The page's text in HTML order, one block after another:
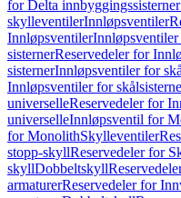
for Delta innbyggingssisterner
skylleventilerInnløpsventiler
Innløpsventiler
sisternerReservedeler for
sisternerInnløpsventiler for
Innløpsventiler for
universelleReservedeler for
universelleInnløpsventil for
for MonolithSkylleventiler
stopp-skyllReservedeler for
skyllDobbeltskyll
armaturerReservedeler for